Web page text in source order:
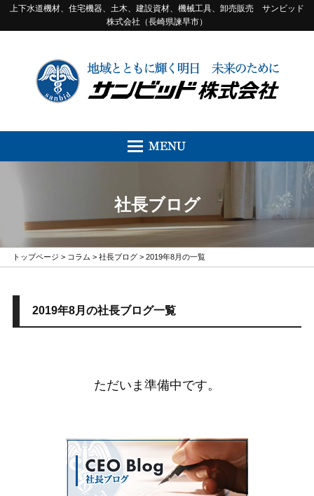
上下水道機材、住宅機器、土木、建設資材、機械工具、卸売販売 サンビッド
株式会社（長崎県諫早市）
社長ブログ
トップページ > コラム > 社長ブログ> 2019年8月の一覧
2019年8月の社長ブログ一覧
ただいま準備中です。